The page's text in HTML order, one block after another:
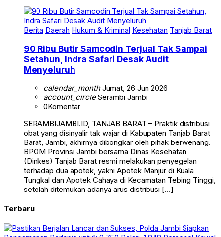
Berita Daerah Hukum & Kriminal Kesehatan Tanjab Barat
90 Ribu Butir Samcodin Terjual Tak Sampai
Setahun, Indra Safari Desak Audit
Menyeluruh
calendar_monthJumat, 26 Jun 2026
account_circleSerambi Jambi
0Komentar
SERAMBIJAMBI.ID, TANJAB BARAT – Praktik distribusi
obat yang disinyalir tak wajar di Kabupaten Tanjab Barat
Barat, Jambi, akhirnya dibongkar oleh pihak berwenang.
BPOM Provinsi Jambi bersama Dinas Kesehatan
(Dinkes) Tanjab Barat resmi melakukan penyegelan
terhadap dua apotek, yakni Apotek Manjur di Kuala
Tungkal dan Apotek Cahaya di Kecamatan Tebing Tinggi,
setelah ditemukan adanya arus distribusi […]
Terbaru